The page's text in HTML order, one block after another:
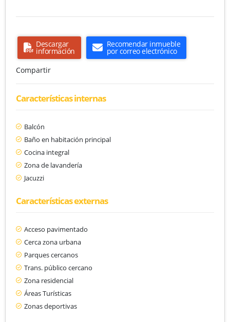
Descargar
información
Recomendar inmueble
por correo electrónico
Compartir
Características internas
Balcón
Baño en habitación principal
Cocina integral
Zona de lavandería
Jacuzzi
Características externas
Acceso pavimentado
Cerca zona urbana
Parques cercanos
Trans. público cercano
Zona residencial
Áreas Turísticas
Zonas deportivas